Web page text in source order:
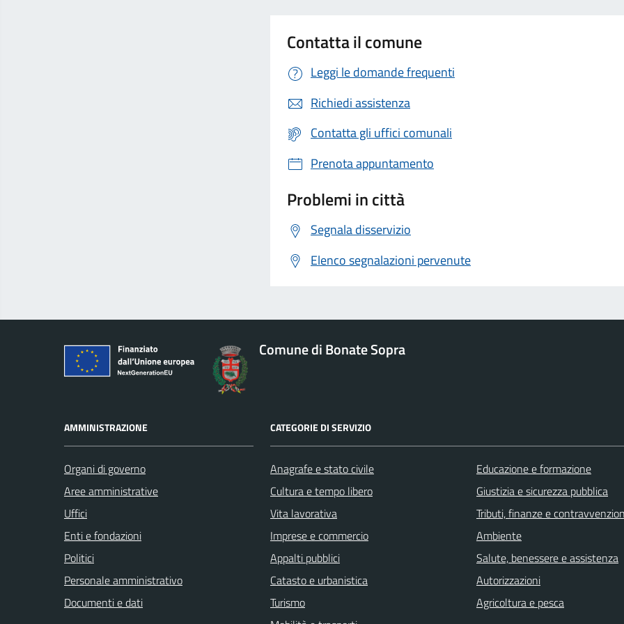
Contatta il comune
Leggi le domande frequenti
Richiedi assistenza
Contatta gli uffici comunali
Prenota appuntamento
Problemi in città
Segnala disservizio
Elenco segnalazioni pervenute
Comune di Bonate Sopra
AMMINISTRAZIONE
Organi di governo
Aree amministrative
Uffici
Enti e fondazioni
Politici
Personale amministrativo
Documenti e dati
CATEGORIE DI SERVIZIO
Anagrafe e stato civile
Cultura e tempo libero
Vita lavorativa
Imprese e commercio
Appalti pubblici
Catasto e urbanistica
Turismo
Educazione e formazione
Giustizia e sicurezza pubblica
Tributi, finanze e
Ambiente
Salute, benessere e assistenza
Autorizzazioni
Agricoltura e pesca